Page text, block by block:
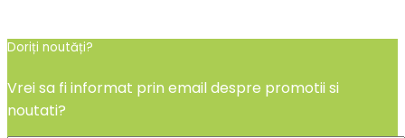
Doriți noutăți?
Vrei sa fi informat prin email despre promotii si
noutati?